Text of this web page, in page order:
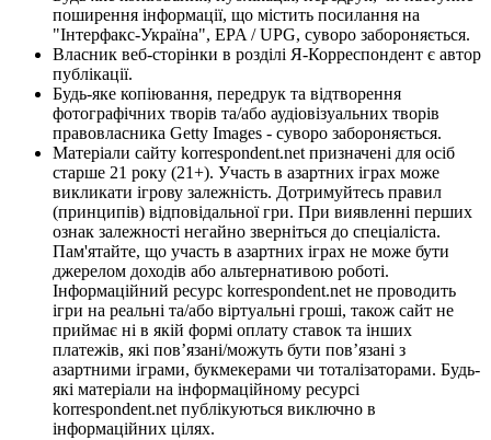
поширення інформації, що містить посилання на
"Інтерфакс-Україна", EPA / UPG, суворо забороняється.
Власник веб-сторінки в розділі Я-Корреспондент є автор
публікації.
Будь-яке копіювання, передрук та відтворення
фотографічних творів та/або аудіовізуальних творів
правовласника Getty Images - суворо забороняється.
Матеріали сайту korrespondent.net призначені для осіб
старше 21 року (21+). Участь в азартних іграх може
викликати ігрову залежність. Дотримуйтесь правил
(принципів) відповідальної гри. При виявленні перших
ознак залежності негайно зверніться до спеціаліста.
Пам'ятайте, що участь в азартних іграх не може бути
джерелом доходів або альтернативою роботі.
Інформаційний ресурс korrespondent.net не проводить
ігри на реальні та/або віртуальні гроші, також сайт не
приймає ні в якій формі оплату ставок та інших
платежів, які пов’язані/можуть бути пов’язані з
азартними іграми, букмекерами чи тоталізаторами. Будь-
які матеріали на інформаційному ресурсі
korrespondent.net публікуються виключно в
інформаційних цілях.